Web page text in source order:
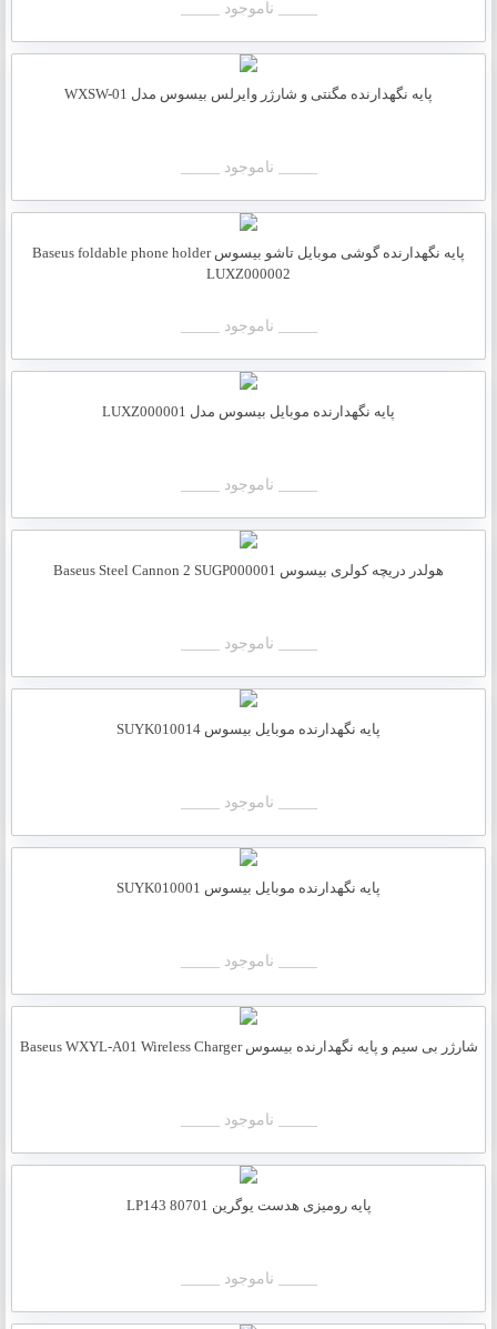
_____ ناموجود _____
پایه نگهدارنده مگنتی و شارژر وایرلس بیسوس مدل WXSW-01
_____ ناموجود _____
پایه نگهدارنده گوشی موبایل تاشو بیسوس Baseus foldable phone holder
LUXZ000002
_____ ناموجود _____
پایه نگهدارنده موبایل بیسوس مدل LUXZ000001
_____ ناموجود _____
هولدر دریچه کولری بیسوس Baseus Steel Cannon 2 SUGP000001
_____ ناموجود _____
پایه نگهدارنده موبایل بیسوس SUYK010014
_____ ناموجود _____
پایه نگهدارنده موبایل بیسوس SUYK010001
_____ ناموجود _____
شارژر بی سیم و پایه نگهدارنده بیسوس Baseus WXYL-A01 Wireless Charger
_____ ناموجود _____
پایه رومیزی هدست یوگرین 80701 LP143
_____ ناموجود _____